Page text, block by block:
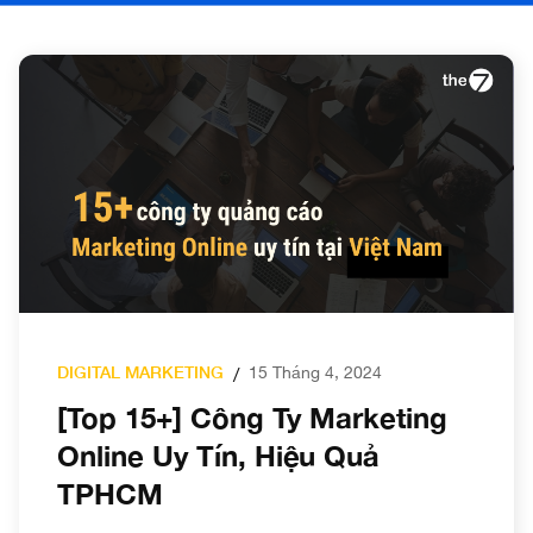
DIGITAL MARKETING / 15 Tháng 4, 2024
[Top 15+] Công Ty Marketing
Online Uy Tín, Hiệu Quả
TPHCM